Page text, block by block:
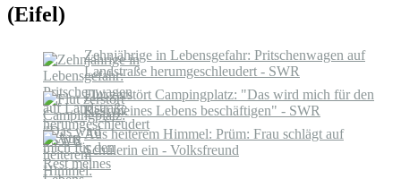
(Eifel)
Zehnjährige in Lebensgefahr: Pritschenwagen auf
Landstraße herumgeschleudert - SWR
Flut zerstört Campingplatz: "Das wird mich für den
Rest meines Lebens beschäftigen" - SWR
Aus heiterem Himmel: Prüm: Frau schlägt auf
Schülerin ein - Volksfreund